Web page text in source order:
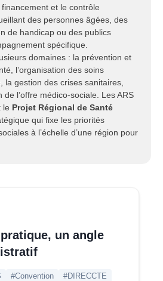
et le contrôle
des personnes âgées, des
de handicap ou des publics
spécifique.
domaines : la prévention et
l’organisation des soins
la gestion des crises sanitaires,
l’offre médico-sociale. Les ARS
le Projet Régional de Santé
qui fixe les priorités
à l’échelle d’une région pour
un angle
#Convention
#DIRECCTE